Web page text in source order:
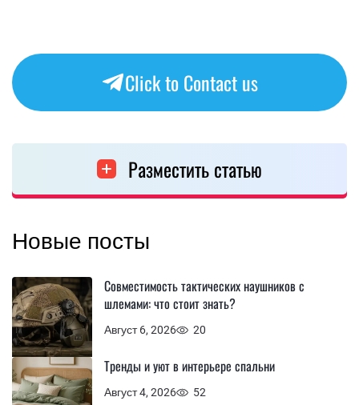
Click to Contact us
Разместить статью
Новые посты
Август 6, 2026 20
Совместимость тактических наушников с
шлемами: что стоит знать?
Август 4, 2026 52
Тренды и уют в интерьере спальни